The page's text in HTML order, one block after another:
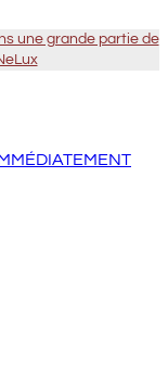
une grande partie de